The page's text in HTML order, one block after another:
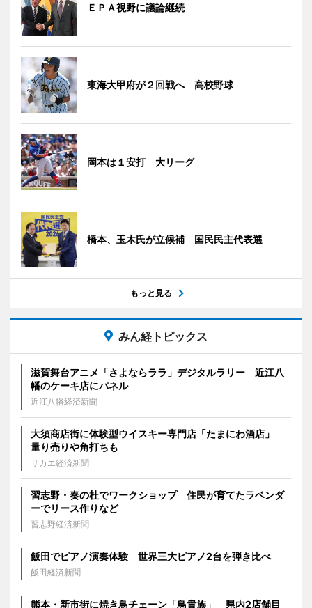
ＥＰＡ視野に議論継続
東海大甲府が２回戦へ 高校野球
岡本は１安打 大リーグ
橋本、玉木氏が立候補 国民民主代表選
もっと見る
みん経トピックス
滋賀舞台アニメ「さよならララ」デジタルラリー 近江八
幡のケーキ店にパネル
近江八幡経済新聞
大須商店街に体験型ウイスキー専門店「たまにわ酒店」
量り売りや角打ちも
サカエ経済新聞
習志野・奏の杜でワークショップ 住民が育てたラベンダ
ーでリース作りなど
習志野経済新聞
飯田でピアノ演奏体験 世界三大ピアノ2台を弾き比べ
飯田経済新聞
熊本・新市街に焼き鳥チェーン「鳥貴族」 県内2店舗目